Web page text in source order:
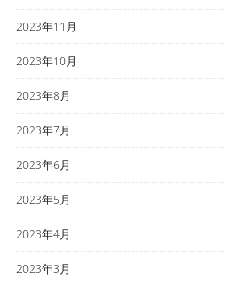
2023年11月
2023年10月
2023年8月
2023年7月
2023年6月
2023年5月
2023年4月
2023年3月